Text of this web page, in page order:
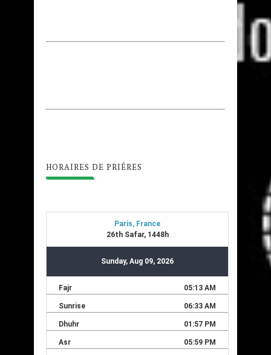
HORAIRES DE PRIÊRES